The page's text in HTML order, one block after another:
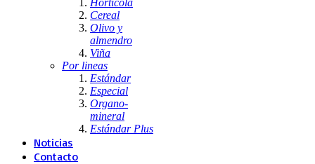
Hortícola
Cereal
Olivo y
almendro
Viña
Por lineas
Estándar
Especial
Organo-
mineral
Estándar Plus
Noticias
Contacto